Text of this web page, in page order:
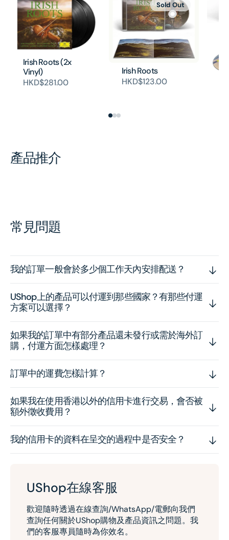
Irish Roots (2x
Vinyl)
HKD$281.00
Irish Roots
HKD$123.00
Sold Out
產品推介
常見問題
我的訂單一般會於多少個工作天內安排配送？
UShop上的產品可以付運到那些國家？有那些付運
方案可以選擇？
如果我的訂單中有部分產品還未發行或需於海外訂
購，付運方面怎樣處理？
訂單中的運費怎樣計算？
如果我在使用香港以外的信用卡進行交易，會否被
額外徵收費用？
我的信用卡的資料在呈交的過程中是否安全？
UShop在線客服
歡迎隨時透過在線查詢/WhatsApp/電郵向我們
查詢任何關於UShop購物及產品資訊之問題。我
們的客服專員隨時為你效名。